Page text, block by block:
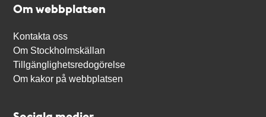
Om webbplatsen
Kontakta oss
Om Stockholmskällan
Tillgänglighetsredogörelse
Om kakor på webbplatsen